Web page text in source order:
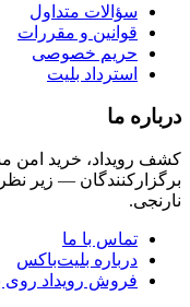
سؤالات متداول
قوانین و مقررات
حریم خصوصی
استرداد بلیت
درباره ما
کشف رویداد، خرید امن
برگزارکنندگان — زیر
نارنجی.
تماس با ما
درباره بلیت‌باکس
فروش رویداد روی